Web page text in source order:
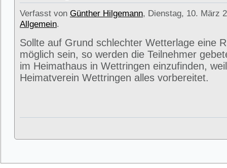
Verfasst von Günther Hilgemann, Dienstag, 10. März
Allgemein.
Sollte auf Grund schlechter Wetterlage eine
möglich sein, so werden die Teilnehmer
im Heimathaus in Wettringen einzufinden,
Heimatverein Wettringen alles vorbereitet.